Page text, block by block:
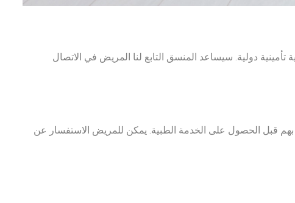
2 مستعدة لخدمة العملاء ممن يمتلكون تغطية تأمينية دولية. سيساعد المنسق التابع لنا المريض في الاتصال
بهم قبل الحصول على الخدمة الطبية. يمكن للمريض الاستفسار عن